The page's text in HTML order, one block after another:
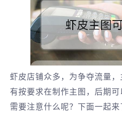
虾皮店铺众多，为争夺流量
有按要求在制作主图，后期
需要注意什么呢？下面一起来